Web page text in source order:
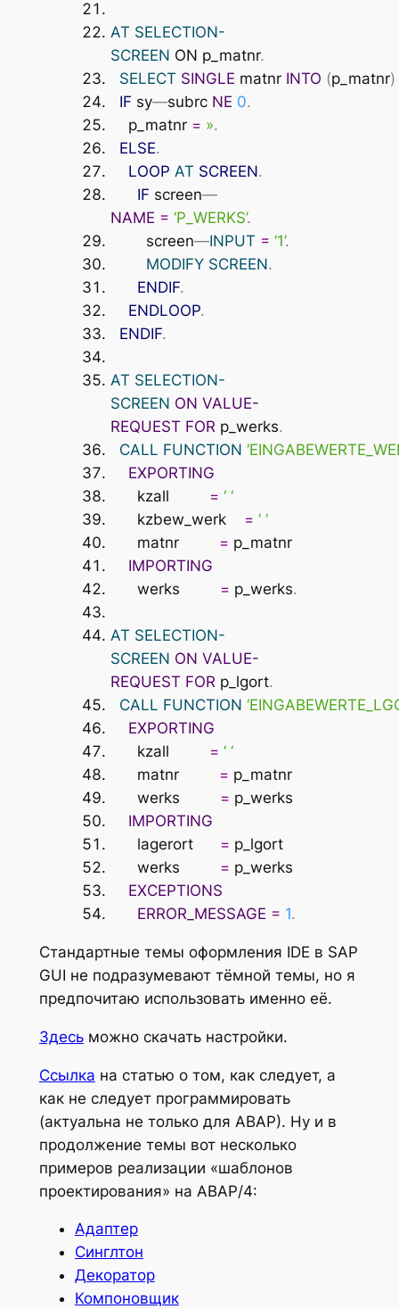
AT SELECTION-
SCREEN ON p_matnr.
SELECT SINGLE matnr INTO (p_matnr)
IF sy—subrc NE 0.
p_matnr = ».
ELSE.
LOOP AT SCREEN.
IF screen—
NAME = ‘P_WERKS’.
screen—INPUT = ‘1’.
MODIFYSCREEN.
ENDIF.
ENDLOOP.
ENDIF.
AT SELECTION-
SCREEN ON VALUE-
REQUEST FORp_werks.
CALL FUNCTION
EXPORTING
kzall = ‘ ‘
kzbew_werk = ‘ ‘
matnr = p_matnr
IMPORTING
werks = p_werks.
AT SELECTION-
SCREEN ON VALUE-
REQUEST FORp_lgort.
CALL FUNCTION
EXPORTING
kzall = ‘ ‘
matnr = p_matnr
werks = p_werks
IMPORTING
lagerort = p_lgort
werks = p_werks
EXCEPTIONS
ERROR_MESSAGE = 1.
Стандартные темы оформления IDE в SAP
GUI не подразумевают тёмной темы, но я
предпочитаю использовать именно её.
Здесьможно скачать настройки.
Ссылка на статью о том, как следует, а
как не следует программировать
(актуальна не только для АВАР). Ну и в
продолжение темы вот несколько
примеров реализации «шаблонов
проектирования» на АВАР/4:
Адаптер
Синглтон
Декоратор
Компоновщик